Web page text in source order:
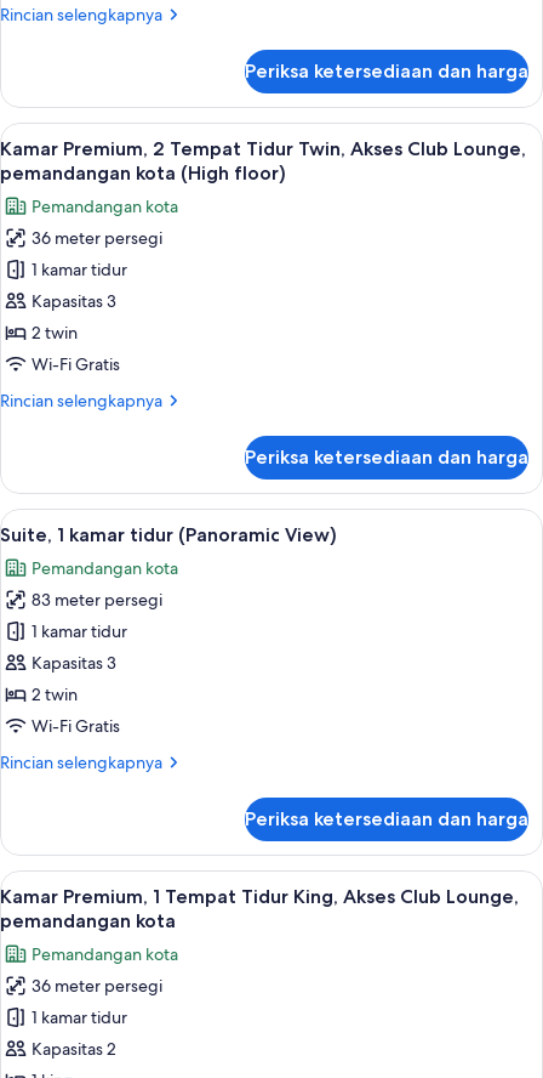
pemandangan
Rincian selengkapnya
Rincian
Kamar
Premium,
2
Tempat
Tidur
Twin,
pemandangan
pelabuhan
Periksa ketersediaan dan harga
Lihat
semua
foto
untuk
Kamar
Premium,
2
Tempat
Tidur
Akses
pemandangan
kota
(High
floor)
Minibar, brankas, meja kerja, dan
5
Kamar Premium, 2 Tempat Tidur Twin, Akses Club Lounge,
pemandangan kota (High floor)
Pemandangan kota
36 meter persegi
1 kamar tidur
Kapasitas 3
2 twin
Wi-Fi Gratis
Rincian selengkapnya
Rincian
Kamar
Premium,
2
Tidur
Twin,
Akses
Club
Lounge,
pemandangan
kota
(High
Periksa ketersediaan dan harga
Lihat
semua
foto
untuk
Suite,
1
kamar
tidur
View)
Minibar, brankas, meja kerja, dan
5
Suite, 1 kamar tidur (Panoramic View)
Pemandangan kota
83 meter persegi
1 kamar tidur
Kapasitas 3
2 twin
Wi-Fi Gratis
Rincian selengkapnya
Rincian
Suite,
kamar
tidur
(Panoramic
View)
Periksa ketersediaan dan harga
Lihat
semua
foto
untuk
Kamar
Premium,
1
Minibar, brankas, meja kerja, dan
5
Kamar Premium, 1 Tempat Tidur King, Akses Club Lounge,
pemandangan kota
Pemandangan kota
36 meter persegi
1 kamar tidur
Kapasitas 2